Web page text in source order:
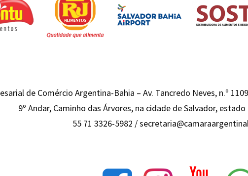
de Comércio Argentina-Bahia – Av. Tancredo Neves, n.º
9º Andar, Caminho das Árvores, na cidade de Salvador, estado
55 71 3326-5982 /